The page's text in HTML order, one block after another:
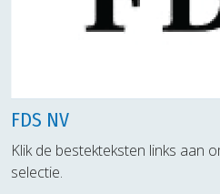
FDS NV
Klik de bestekteksten links aan
selectie.